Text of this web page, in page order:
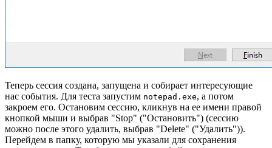
Теперь сессия создана, запущена и собирает интересующие
нас события. Для теста запустим notepad.exe, а потом
закроем его. Остановим сессию, кликнув на ее имени правой
кнопкой мыши и выбрав "Stop" ("Остановить") (сессию
можно после этого удалить, выбрав "Delete" ("Удалить")).
Перейдем в папку, которую мы указали для сохранения